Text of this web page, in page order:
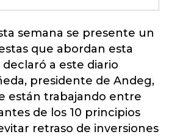
semana se presente un
que abordan esta
a este diario
presidente de Andeg,
están trabajando entre
de los 10 principios
retraso de inversiones